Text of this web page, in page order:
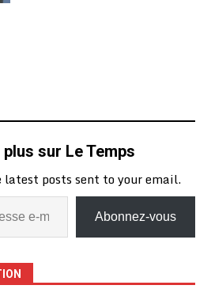
sur Le Temps
latest posts sent to your email.
Abonnez-vous